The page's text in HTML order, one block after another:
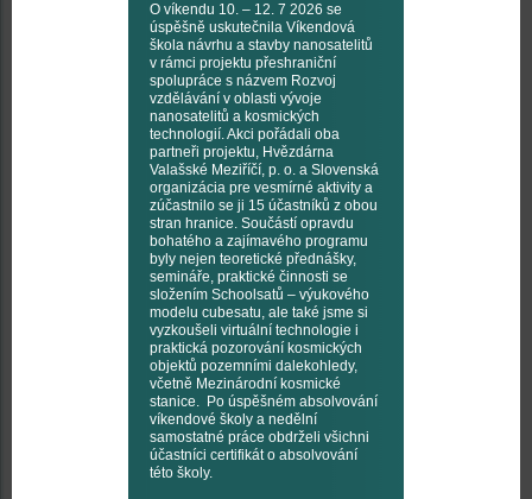
O víkendu 10. – 12. 7 2026 se
úspěšně uskutečnila Víkendová
škola návrhu a stavby nanosatelitů
v rámci projektu přeshraniční
spolupráce s názvem Rozvoj
vzdělávání v oblasti vývoje
nanosatelitů a kosmických
technologií. Akci pořádali oba
partneři projektu, Hvězdárna
Valašské Meziříčí, p. o. a Slovenská
organizácia pre vesmírné aktivity a
zúčastnilo se ji 15 účastníků z obou
stran hranice. Součástí opravdu
bohatého a zajímavého programu
byly nejen teoretické přednášky,
semináře, praktické činnosti se
složením Schoolsatů – výukového
modelu cubesatu, ale také jsme si
vyzkoušeli virtuální technologie i
praktická pozorování kosmických
objektů pozemními dalekohledy,
včetně Mezinárodní kosmické
stanice. Po úspěšném absolvování
víkendové školy a nedělní
samostatné práce obdrželi všichni
účastníci certifikát o absolvování
této školy.